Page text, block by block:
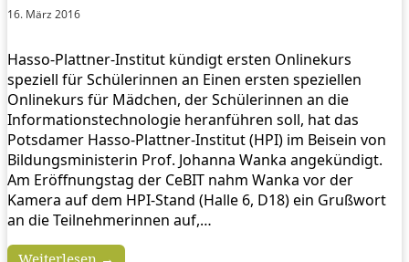
16. März 2016
Hasso-Plattner-Institut kündigt ersten Onlinekurs
speziell für Schülerinnen an Einen ersten speziellen
Onlinekurs für Mädchen, der Schülerinnen an die
Informationstechnologie heranführen soll, hat das
Potsdamer Hasso-Plattner-Institut (HPI) im Beisein von
Bildungsministerin Prof. Johanna Wanka angekündigt.
Am Eröffnungstag der CeBIT nahm Wanka vor der
Kamera auf dem HPI-Stand (Halle 6, D18) ein Grußwort
an die Teilnehmerinnen auf,…